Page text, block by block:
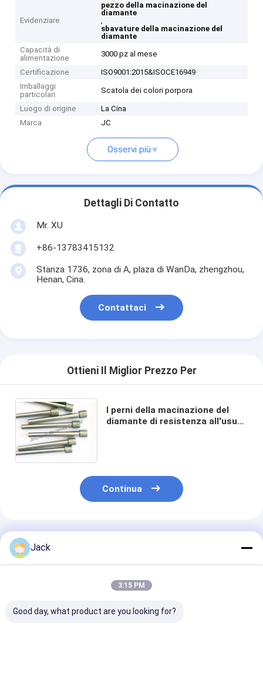
Evidenziare
pezzo della macinazione del
diamante
,
sbavature della macinazione del
diamante
Capacità di
alimentazione
3000 pz al mese
Certificazione
ISO9001:2015&ISOCE16949
Imballaggi
particolari
Scatola dei colori porpora
Luogo di origine
La Cina
Marca
JC
Osservi più
Dettagli Di Contatto
Mr. XU
+86-13783415132
Stanza 1736, zona di A, plaza di WanDa, zhengzhou,
Henan, Cina.
Contattaci
Ottieni Il Miglior Prezzo Per
I perni della macinazione del
diamante di resistenza all'usura
Continua
Prodotti Raccomandati
Jack
3:15 PM
Good day, what product are you looking for?